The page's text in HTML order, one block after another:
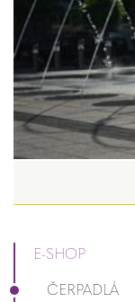
E-SHOP
ČERPADLÁ